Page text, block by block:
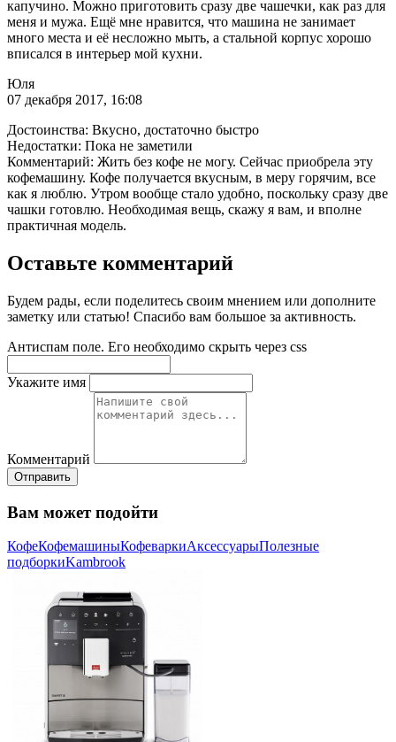
капучино. Можно приготовить сразу две чашечки, как раз для
меня и мужа. Ещё мне нравится, что машина не занимает
много места и её несложно мыть, а стальной корпус хорошо
вписался в интерьер мой кухни.
Юля
07 декабря 2017, 16:08
Достоинства: Вкусно, достаточно быстро
Недостатки: Пока не заметили
Комментарий: Жить без кофе не могу. Сейчас приобрела эту
кофемашину. Кофе получается вкусным, в меру горячим, все
как я люблю. Утром вообще стало удобно, поскольку сразу две
чашки готовлю. Необходимая вещь, скажу я вам, и вполне
практичная модель.
Оставьте комментарий
Будем рады, если поделитесь своим мнением или дополните
заметку или статью! Спасибо вам большое за активность.
Антиспам поле. Его необходимо скрыть через css
Укажите имя
Комментарий
Отправить
Вам может подойти
КофеКофемашиныКофеваркиАксессуарыПолезные
подборкиKambrook